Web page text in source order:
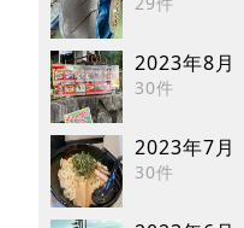
2023年8月
30件
2023年7月
30件